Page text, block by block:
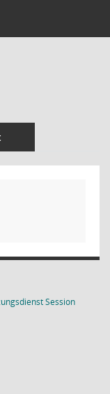
Session(Wird in